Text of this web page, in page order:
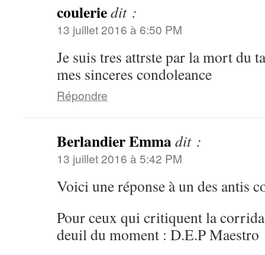
couleriedit :
13 juillet 2016 à 6:50 PM
Je suis tres attrste par la mort du
mes sinceres condoleance
Répondre
Berlandier Emmadit :
13 juillet 2016 à 5:42 PM
Voici une réponse à un des antis
Pour ceux qui critiquent la
deuil du moment : D.E.P Maestro